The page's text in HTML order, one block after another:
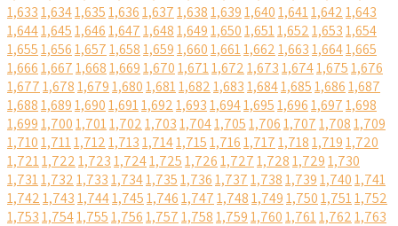
1,6331,6341,6351,6361,6371,6381,6391,6401,6411,6421,643
1,6441,6451,6461,6471,6481,6491,6501,6511,6521,6531,654
1,6551,6561,6571,6581,6591,6601,6611,6621,6631,6641,665
1,6661,6671,6681,6691,6701,6711,6721,6731,6741,6751,676
1,6771,6781,6791,6801,6811,6821,6831,6841,6851,6861,687
1,6881,6891,6901,6911,6921,6931,6941,6951,6961,6971,698
1,6991,7001,7011,7021,7031,7041,7051,7061,7071,7081,709
1,7101,7111,7121,7131,7141,7151,7161,7171,7181,7191,720
1,7211,7221,7231,7241,7251,7261,7271,7281,7291,730
1,7311,7321,7331,7341,7351,7361,7371,7381,7391,7401,741
1,7421,7431,7441,7451,7461,7471,7481,7491,7501,7511,752
1,7531,7541,7551,7561,7571,7581,7591,7601,7611,7621,763